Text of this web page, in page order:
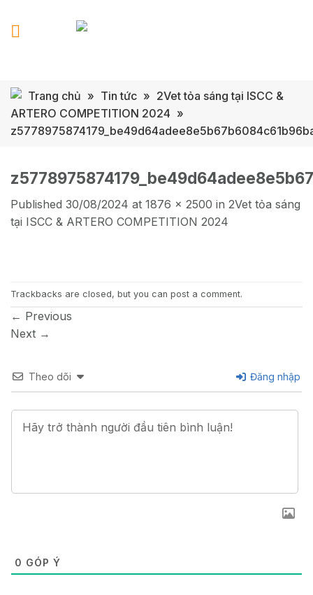
Trang chủ » Tin tức » 2Vet tỏa sáng tại ISCC &
ARTERO COMPETITION 2024 »
Published 30/08/2024 at 1876 × 2500 in 2Vet tỏa sáng
tại ISCC & ARTERO COMPETITION 2024
Trackbacks are closed, but you can post a comment.
← Previous
Next →
Theo dõi Đăng nhập
0 GÓP Ý